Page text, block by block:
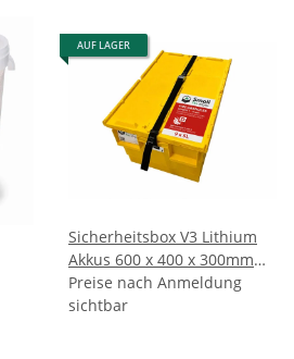
AUF LAGER
Sicherheitsbox V3 Lithium
Akkus 600 x 400 x 300mm
mit 45l Extover® coarse
Preise nach Anmeldung
sichtbar